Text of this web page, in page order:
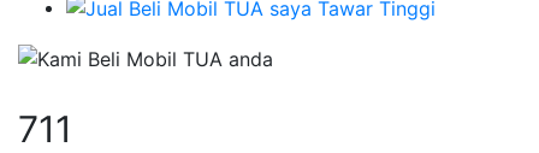
711